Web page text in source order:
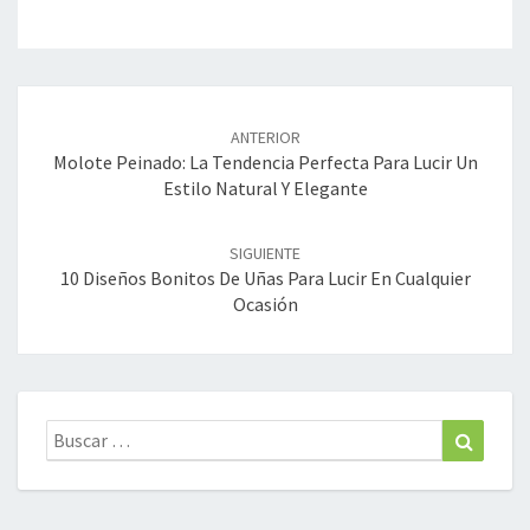
entradas
ANTERIOR
Molote Peinado: La Tendencia Perfecta Para Lucir Un
Estilo Natural Y Elegante
SIGUIENTE
10 Diseños Bonitos De Uñas Para Lucir En Cualquier
Ocasión
Buscar: